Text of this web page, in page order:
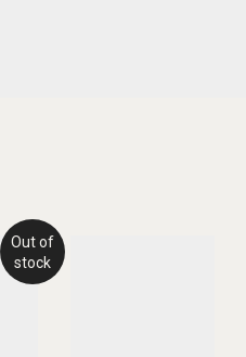
Out of
stock